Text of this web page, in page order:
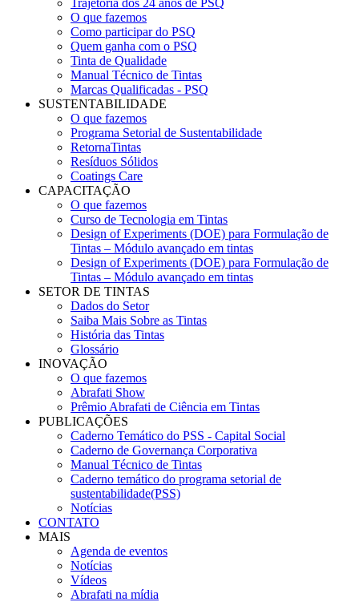
Trajetória dos 24 anos de PSQ
O que fazemos
Como participar do PSQ
Quem ganha com o PSQ
Tinta de Qualidade
Manual Técnico de Tintas
Marcas Qualificadas - PSQ
SUSTENTABILIDADE
O que fazemos
Programa Setorial de Sustentabilidade
RetornaTintas
Resíduos Sólidos
Coatings Care
CAPACITAÇÃO
O que fazemos
Curso de Tecnologia em Tintas
Design of Experiments (DOE) para Formulação de
Tintas – Módulo avançado em tintas
Design of Experiments (DOE) para Formulação de
Tintas – Módulo avançado em tintas
SETOR DE TINTAS
Dados do Setor
Saiba Mais Sobre as Tintas
História das Tintas
Glossário
INOVAÇÃO
O que fazemos
Abrafati Show
Prêmio Abrafati de Ciência em Tintas
PUBLICAÇÕES
Caderno Temático do PSS - Capital Social
Caderno de Governança Corporativa
Manual Técnico de Tintas
Caderno temático do programa setorial de
sustentabilidade(PSS)
Notícias
CONTATO
MAIS
Agenda de eventos
Notícias
Vídeos
Abrafati na mídia